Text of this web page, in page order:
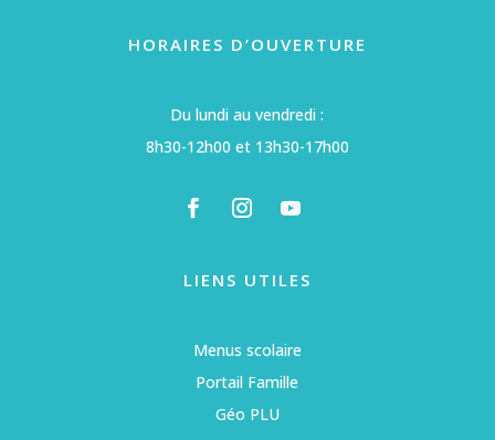
HORAIRES D’OUVERTURE
Du lundi au vendredi :
8h30-12h00 et 13h30-17h00
LIENS UTILES
Menus scolaire
Portail Famille
Géo PLU